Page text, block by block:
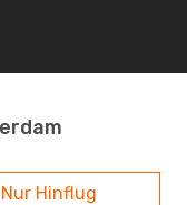
Nur Hinflug